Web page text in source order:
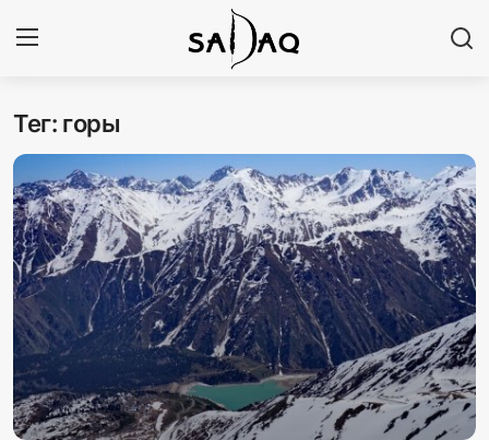
Авторизоваться
Главная
Наши контакты
Новости
Политика
Галерея
Тег: горы